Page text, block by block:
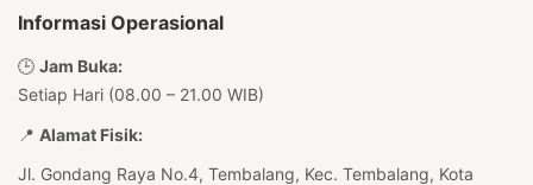
Informasi Operasional
🕒 Jam Buka:
Setiap Hari (08.00 – 21.00 WIB)
📍 Alamat Fisik:
Jl. Gondang Raya No.4, Tembalang, Kec. Tembalang, Kota